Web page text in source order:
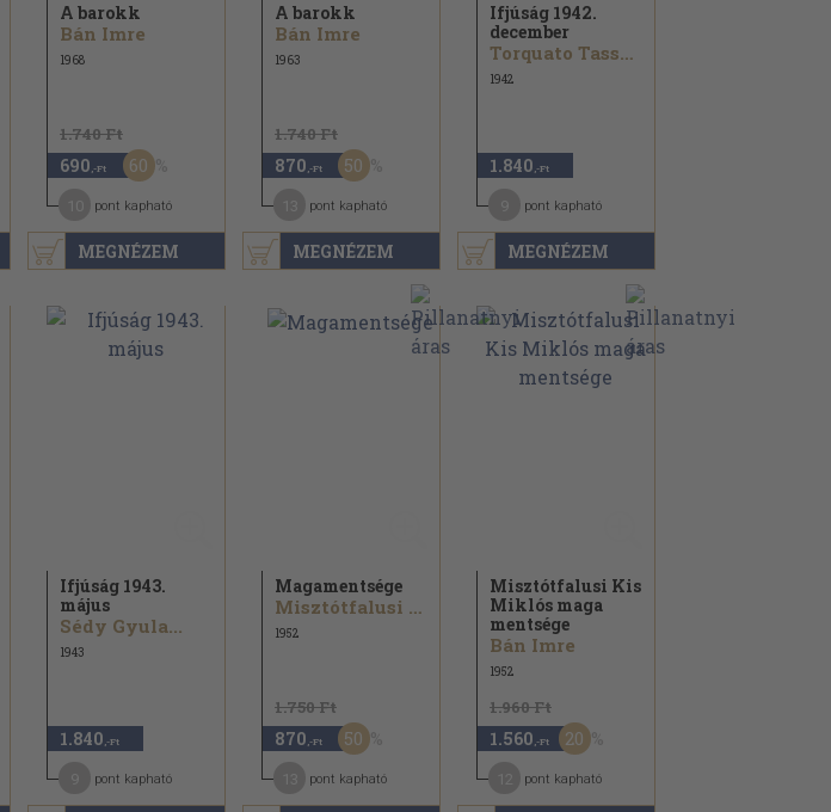
MEGNÉZEM
A barokk
Bán Imre
1968
1.740 Ft
690 ,-Ft 60
pont kapható
MEGNÉZEM
A barokk
Bán Imre
1963
1.740 Ft
870 ,-Ft 50
pont kapható
MEGNÉZEM
Ifjúság 1942.
december
Torquato Tasso...
1942
1.840 ,-Ft
pont kapható
Ifjúság 1943.
május
Sédy Gyula...
1943
1.840 ,-Ft
pont kapható
Magamentsége
Misztótfalusi Kis Miklós
1952
1.750 Ft
870 ,-Ft 50
pont kapható
Misztótfalusi Kis
Miklós maga
mentsége
Bán Imre
1952
1.960 Ft
1.560 ,-Ft 20
pont kapható